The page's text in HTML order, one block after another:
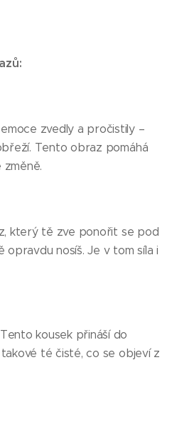
zvedly a pročistily –
Tento obraz pomáhá
změně.
který tě zve ponořit se pod
opravdu nosíš. Je v tom síla i
kousek přináší do
té čisté, co se objeví z